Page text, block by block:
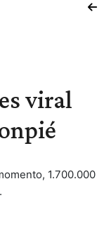
viral
1.700.000